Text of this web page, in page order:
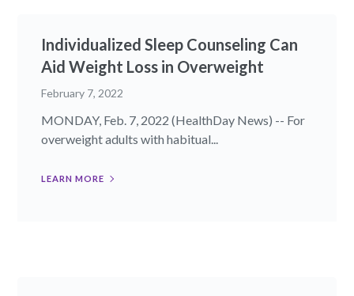
Individualized Sleep Counseling Can
Aid Weight Loss in Overweight
February 7, 2022
MONDAY, Feb. 7, 2022 (HealthDay News) -- For
overweight adults with habitual...
LEARN MORE